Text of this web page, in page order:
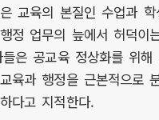
교육의 본질인 수업과
정 업무의 늪에서 허덕이
은 공교육 정상화를 위
육과 행정을 근본적으로
다고 지적한다.